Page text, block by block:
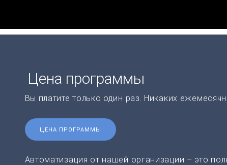
Цена программы
Вы платите только один раз. Никаких
ЦЕНА ПРОГРАММЫ
Автоматизация от нашей организации – это